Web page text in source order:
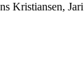
Kristiansen,